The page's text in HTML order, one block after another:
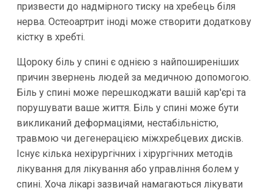
призвести до надмірного тиску на хребець біля
нерва. Остеоартрит іноді може створити додаткову
кістку в хребті.
Щороку біль у спині є однією з найпоширеніших
причин звернень людей за медичною допомогою.
Біль у спині може перешкоджати вашій кар'єрі та
порушувати ваше життя. Біль у спині може бути
викликаний деформаціями, нестабільністю,
травмою чи дегенерацією міжхребцевих дисків.
Існує кілька нехірургічних і хірургічних методів
лікування для лікування або управління болем у
спині. Хоча лікарі зазвичай намагаються лікувати